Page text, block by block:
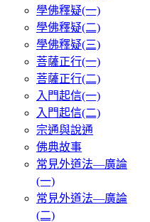
學佛釋疑(一)
學佛釋疑(二)
學佛釋疑(三)
菩薩正行(一)
菩薩正行(二)
入門起信(一)
入門起信(二)
宗通與說通
佛典故事
常見外道法—廣論
(一)
常見外道法—廣論
(二)